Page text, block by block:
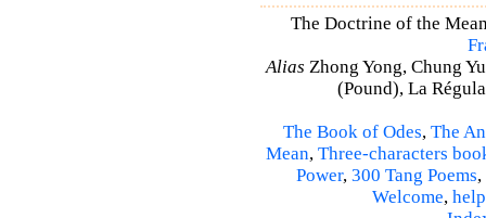
The Doctrine of the
Alias Zhong Yong, Chung
(Pound), La
The Book of Odes, The
Mean, Three-characters
Power, 300 Tang Poems,
Welcome, help